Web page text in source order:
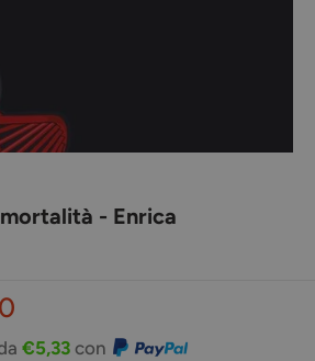
- Enrica
€5,33 con